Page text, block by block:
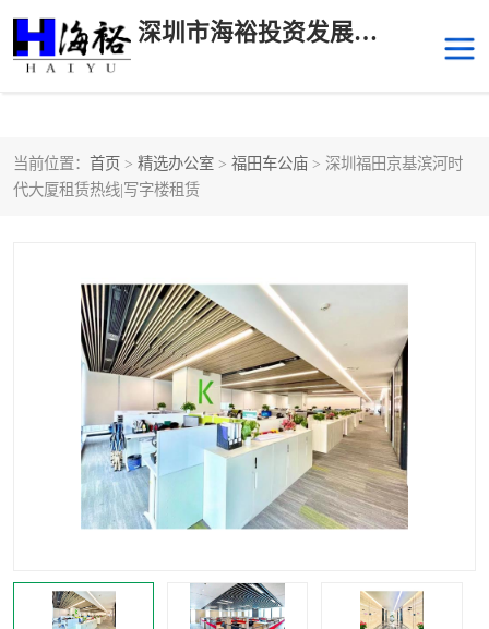
深圳市海裕投资发展有限公司
当前位置： 首页 > 精选办公室 > 福田车公庙 > 深圳福田京基滨河时
代大厦租赁热线|写字楼租赁
后海
深圳湾科技生态园
福田中心区写字楼租赁 宝安中心区
福田车公庙
罗湖水贝 南山南油
罗湖区
兴东 石岩